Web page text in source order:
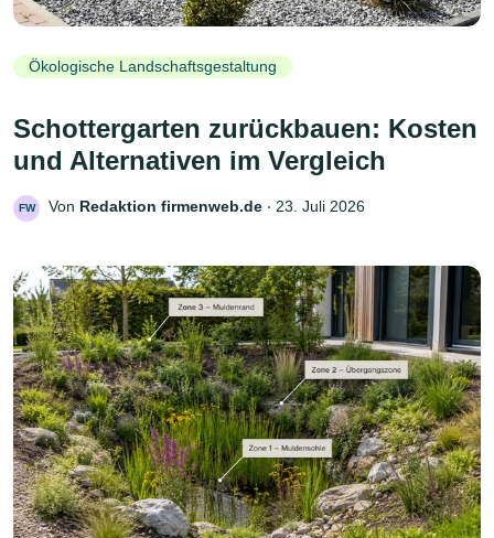
Ökologische Landschaftsgestaltung
Schottergarten zurückbauen: Kosten
und Alternativen im Vergleich
FW Von Redaktion firmenweb.de ‧ 23. Juli 2026